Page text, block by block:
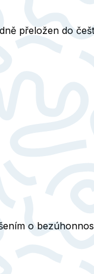
přeložen do
o